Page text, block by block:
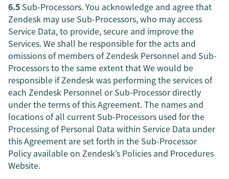
6.5 Sub-Processors. You acknowledge and agree that
Zendesk may use Sub-Processors, who may access
Service Data, to provide, secure and improve the
Services. We shall be responsible for the acts and
omissions of members of Zendesk Personnel and Sub-
Processors to the same extent that We would be
responsible if Zendesk was performing the services of
each Zendesk Personnel or Sub-Processor directly
under the terms of this Agreement. The names and
locations of all current Sub-Processors used for the
Processing of Personal Data within Service Data under
this Agreement are set forth in the Sub-Processor
Policy available on Zendesk’s Policies and Procedures
Website.